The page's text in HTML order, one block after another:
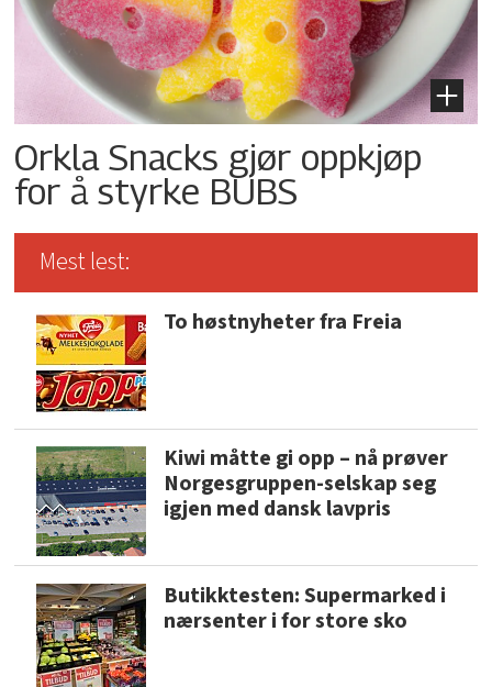
Orkla Snacks gjør oppkjøp
for å styrke BUBS
Mest lest:
To høstnyheter fra Freia
Kiwi måtte gi opp – nå prøver
Norgesgruppen-selskap seg
igjen med dansk lavpris
Butikktesten: Supermarked i
nærsenter i for store sko